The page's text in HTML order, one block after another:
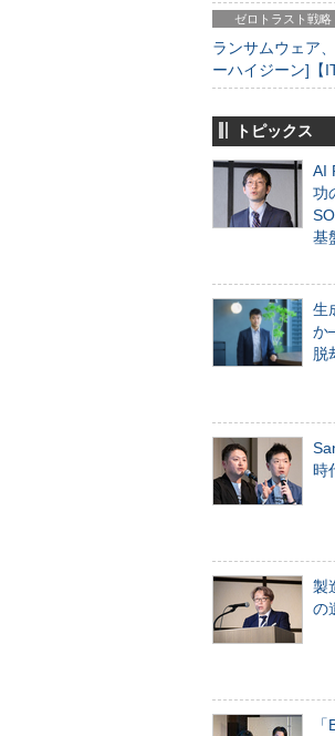
ゼロトラスト戦略
ランサムウェア
ーハイジーン]【
トピックス
AI
功
基
生
か
脱
時
製
の